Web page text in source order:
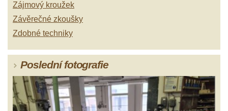
Zájmový kroužek
Závěrečné zkoušky
Zdobné techniky
Poslední fotografie